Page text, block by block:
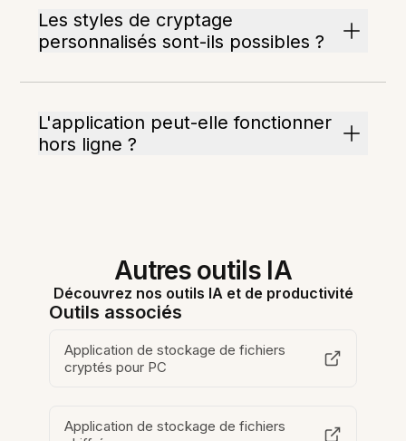
Les styles de cryptage
personnalisés sont-ils possibles ?
L'application peut-elle fonctionner
hors ligne ?
Autres outils IA
Découvrez nos outils IA et de productivité
Outils associés
Application de stockage de fichiers
cryptés pour PC
Application de stockage de fichiers